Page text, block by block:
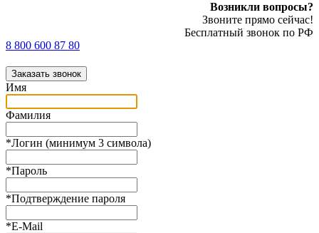
Возникли вопросы?
Звоните прямо сейчас!
Бесплатный звонок по РФ
8 800 600 87 80
Заказать звонок
Имя
Фамилия
*Логин (минимум 3 символа)
*Пароль
*Подтверждение пароля
*E-Mail